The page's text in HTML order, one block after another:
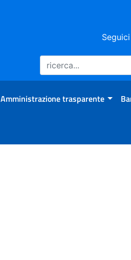
Amministrazione trasparente